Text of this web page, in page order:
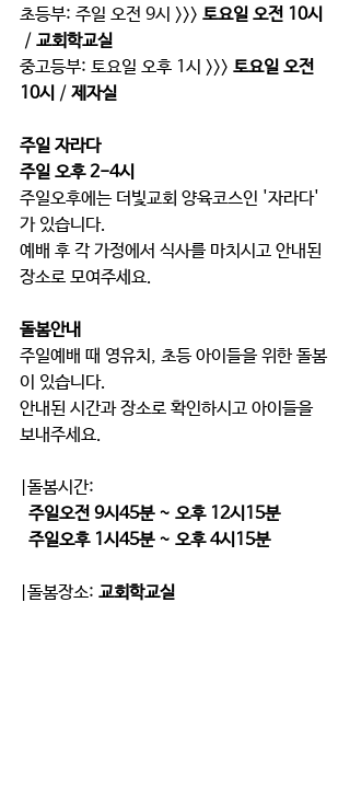
초등부: 주일 오전 9시 >>> 토요일 오전 10시
/ 교회학교실
중고등부: 토요일 오후 1시 >>> 토요일 오전
10시 / 제자실
주일 자라다
주일 오후 2-4시
주일오후에는 더빛교회 양육코스인 '자라다'
가 있습니다.
예배 후 각 가정에서 식사를 마치시고 안내된
장소로 모여주세요.
돌봄안내
주일예배 때 영유치, 초등 아이들을 위한 돌봄
이 있습니다.
안내된 시간과 장소로 확인하시고 아이들을
보내주세요.
|돌봄시간:
  주일오전 9시45분 ~ 오후 12시15분
  주일오후 1시45분 ~ 오후 4시15분
|돌봄장소: 교회학교실